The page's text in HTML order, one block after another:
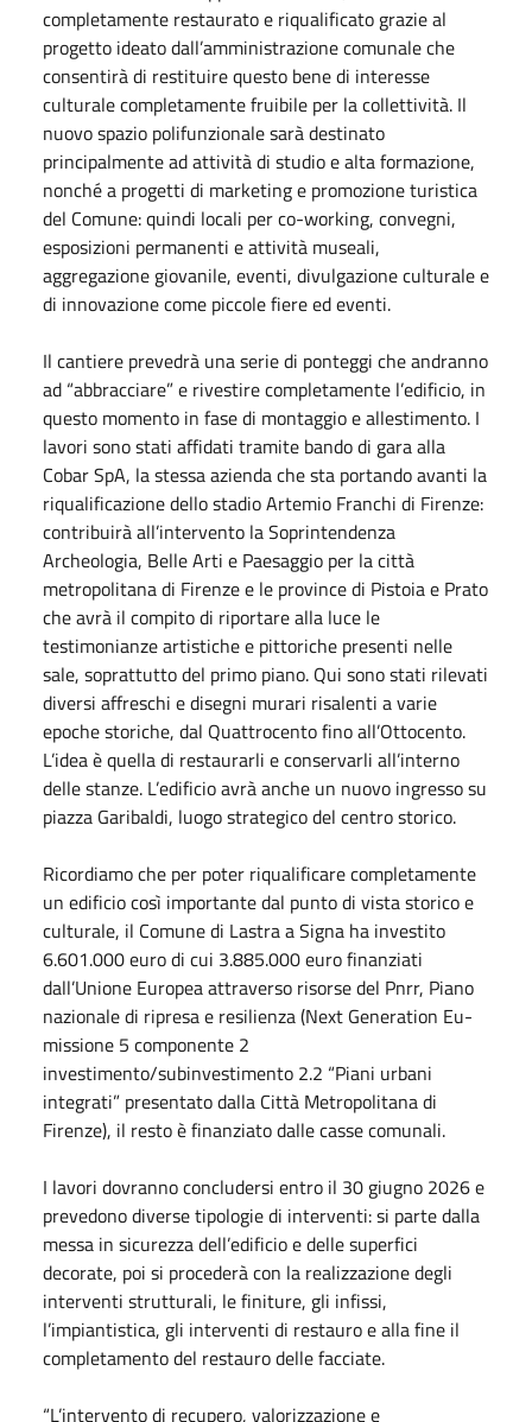
completamente restaurato e riqualificato grazie al
progetto ideato dall’amministrazione comunale che
consentirà di restituire questo bene di interesse
culturale completamente fruibile per la collettività. Il
nuovo spazio polifunzionale sarà destinato
principalmente ad attività di studio e alta formazione,
nonché a progetti di marketing e promozione turistica
del Comune: quindi locali per co-working, convegni,
esposizioni permanenti e attività museali,
aggregazione giovanile, eventi, divulgazione culturale e
di innovazione come piccole fiere ed eventi.
Il cantiere prevedrà una serie di ponteggi che andranno
ad “abbracciare” e rivestire completamente l’edificio, in
questo momento in fase di montaggio e allestimento. I
lavori sono stati affidati tramite bando di gara alla
Cobar SpA, la stessa azienda che sta portando avanti la
riqualificazione dello stadio Artemio Franchi di Firenze:
contribuirà all’intervento la Soprintendenza
Archeologia, Belle Arti e Paesaggio per la città
metropolitana di Firenze e le province di Pistoia e Prato
che avrà il compito di riportare alla luce le
testimonianze artistiche e pittoriche presenti nelle
sale, soprattutto del primo piano. Qui sono stati rilevati
diversi affreschi e disegni murari risalenti a varie
epoche storiche, dal Quattrocento fino all’Ottocento.
L’idea è quella di restaurarli e conservarli all’interno
delle stanze. L’edificio avrà anche un nuovo ingresso su
piazza Garibaldi, luogo strategico del centro storico.
Ricordiamo che per poter riqualificare completamente
un edificio così importante dal punto di vista storico e
culturale, il Comune di Lastra a Signa ha investito
6.601.000 euro di cui 3.885.000 euro finanziati
dall’Unione Europea attraverso risorse del Pnrr, Piano
nazionale di ripresa e resilienza (Next Generation Eu-
missione 5 componente 2
investimento/subinvestimento 2.2 “Piani urbani
integrati” presentato dalla Città Metropolitana di
Firenze), il resto è finanziato dalle casse comunali.
I lavori dovranno concludersi entro il 30 giugno 2026 e
prevedono diverse tipologie di interventi: si parte dalla
messa in sicurezza dell’edificio e delle superfici
decorate, poi si procederà con la realizzazione degli
interventi strutturali, le finiture, gli infissi,
l’impiantistica, gli interventi di restauro e alla fine il
completamento del restauro delle facciate.
“L’intervento di recupero, valorizzazione e